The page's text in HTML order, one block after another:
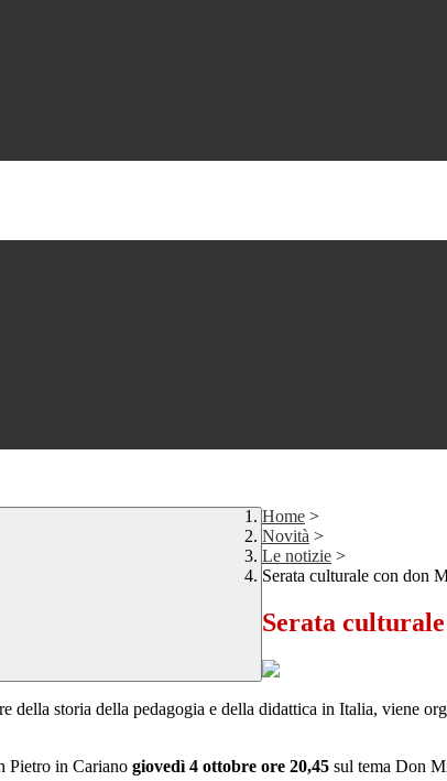
Home >
Novità >
Le notizie >
Serata culturale con don
Serata
della storia della pedagogia e della didattica in Italia, viene
Pietro in Cariano giovedì 4 ottobre ore 20,45 sul tema Don